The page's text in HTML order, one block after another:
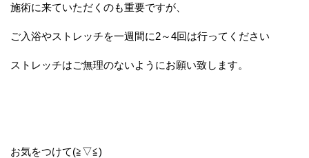
施術に来ていただくのも重要ですが、
ご入浴やストレッチを一週間に2～4回は行ってください
ストレッチはご無理のないようにお願い致します。
お気をつけて(≧▽≦)